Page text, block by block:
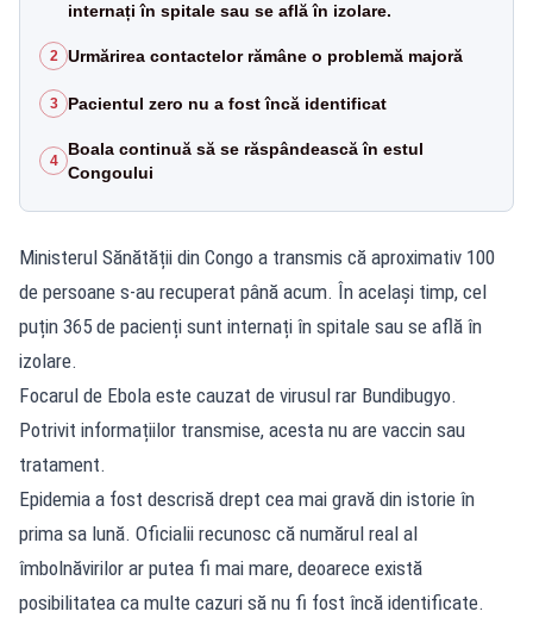
internați în spitale sau se află în izolare.
2 Urmărirea contactelor rămâne o problemă majoră
3 Pacientul zero nu a fost încă identificat
4
Boala continuă să se răspândească în estul
Congoului
Ministerul Sănătății din Congo a transmis că aproximativ 100
de persoane s-au recuperat până acum. În același timp, cel
puțin 365 de pacienți sunt internați în spitale sau se află în
izolare.
Focarul de Ebola este cauzat de virusul rar Bundibugyo.
Potrivit informațiilor transmise, acesta nu are vaccin sau
tratament.
Epidemia a fost descrisă drept cea mai gravă din istorie în
prima sa lună. Oficialii recunosc că numărul real al
îmbolnăvirilor ar putea fi mai mare, deoarece există
posibilitatea ca multe cazuri să nu fi fost încă identificate.